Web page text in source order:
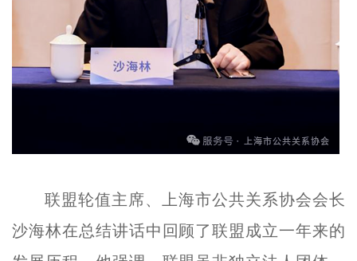
联盟轮值主席、上海市公共关系协会会长
沙海林在总结讲话中回顾了联盟成立一年来的